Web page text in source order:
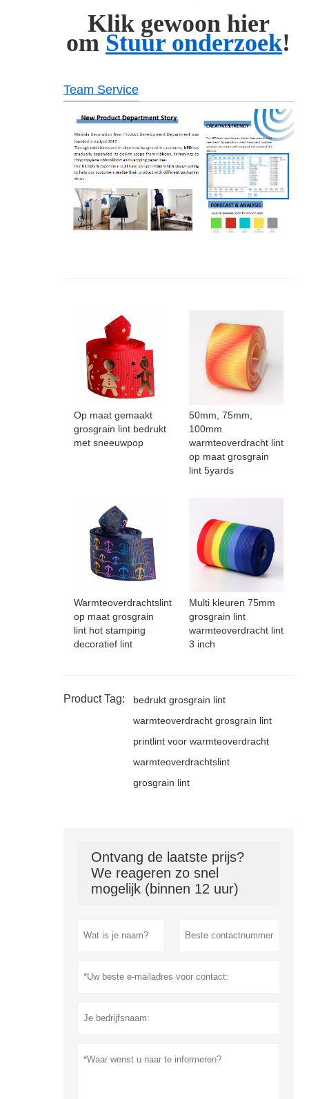
Klik gewoon hier
om Stuur onderzoek!
Team Service
Op maat gemaakt
grosgrain lint bedrukt
met sneeuwpop
50mm, 75mm,
100mm
warmteoverdracht lint
op maat grosgrain
lint 5yards
Warmteoverdrachtslint
op maat grosgrain
lint hot stamping
decoratief lint
Multi kleuren 75mm
grosgrain lint
warmteoverdracht lint
3 inch
Product Tag:
bedrukt grosgrain lint
warmteoverdracht grosgrain lint
printlint voor warmteoverdracht
warmteoverdrachtslint
grosgrain lint
Ontvang de laatste prijs?
We reageren zo snel
mogelijk (binnen 12 uur)